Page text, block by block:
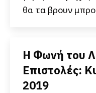
θα τα βρουν
Η Φωνή του
Επιστολές:
2019